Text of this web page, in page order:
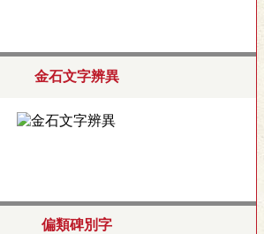
金石文字辨異
偏類碑別字